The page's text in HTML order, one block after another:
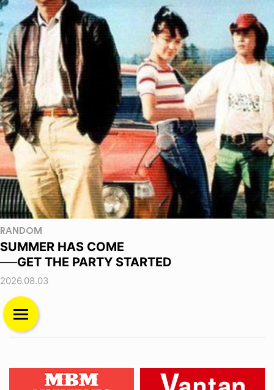
RANDOM
SUMMER HAS COME
──GET THE PARTY STARTED
2026.08.03